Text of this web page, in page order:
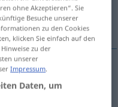
ohne Akzeptieren“. Sie
Besuche unserer
zu den Cookies
klicken Sie einfach auf den
zu der
unserer
Impressum.
Daten, um